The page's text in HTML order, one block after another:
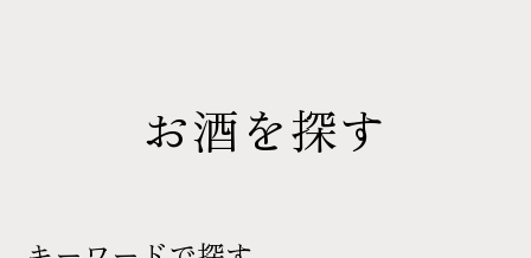
お酒を探す